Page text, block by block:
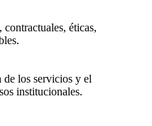
éticas,
de los servicios y el
institucionales.